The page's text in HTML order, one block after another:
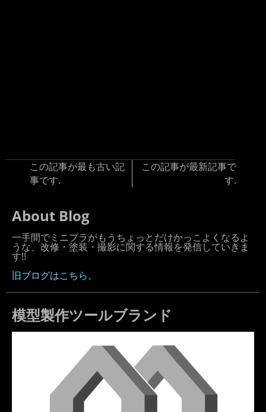
この記事が最も古い記
事です.
この記事が最新記事で
す.
About Blog
一手間でミニプラがもうちょっとだけかっこよくなるよ
うな、改修・塗装・撮影に関する情報を発信していきま
す!!
旧ブログはこちら。
模型製作ツールブランド